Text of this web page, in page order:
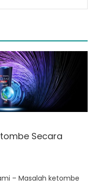
Secara
– Masalah ketombe